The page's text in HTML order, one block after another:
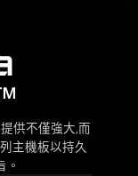
供不僅強大,而
主機板以持久
。